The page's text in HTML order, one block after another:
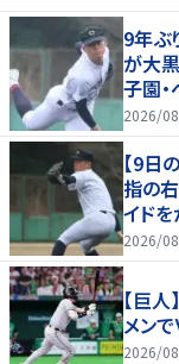
9年ぶ
が大
子園・
2026/
【9日
指の
イド
2026/
【巨
メン
2026/